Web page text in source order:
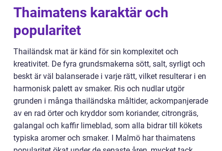
Thaimatens karaktär och
popularitet
Thailändsk mat är känd för sin komplexitet och
kreativitet. De fyra grundsmakerna sött, salt, syrligt och
beskt är väl balanserade i varje rätt, vilket resulterar i en
harmonisk palett av smaker. Ris och nudlar utgör
grunden i många thailändska måltider, ackompanjerade
av en rad örter och kryddor som koriander, citrongräs,
galangal och kaffir limeblad, som alla bidrar till kökets
typiska aromer och smaker. I Malmö har thaimatens